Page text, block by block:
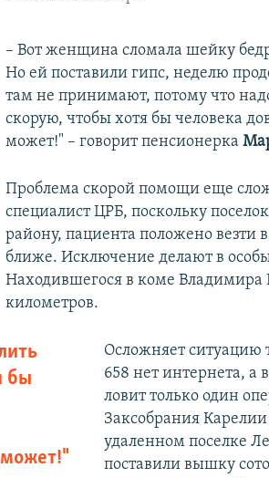
– Вот женщина сломала шейку
Но ей поставили гипс, неделю
там не принимают, потому что
скорую, чтобы хотя бы человека
может!" – говорит пенсионерка
Проблема скорой помощи еще
специалист ЦРБ, поскольку
району, пациента положено везти
ближе. Исключение делают в
Находившегося в коме Владимира
километров.
бы
Осложняет ситуацию
658 нет интернета, а
ловит только один
Заксобрания Карелии
удаленном поселке
поставили вышку